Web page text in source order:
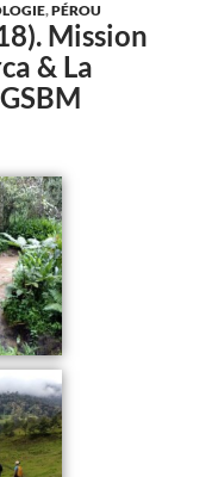
,PÉROU
Mission
& La